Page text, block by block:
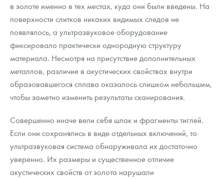
в золоте именно в тех местах, куда они были введены. На
поверхности слитков никаких видимых следов не
появлялось, а ультразвуковое оборудование
фиксировало практически однородную структуру
материала. Несмотря на присутствие дополнительных
металлов, различие в акустических свойствах внутри
образовавшегося сплава оказалось слишком небольшим,
чтобы заметно изменить результаты сканирования.
Совершенно иначе вели себя шлак и фрагменты тиглей.
Если они сохранялись в виде отдельных включений, то
ультразвуковая система обнаруживала их достаточно
уверенно. Их размеры и существенное отличие
акустических свойств от золота нарушали